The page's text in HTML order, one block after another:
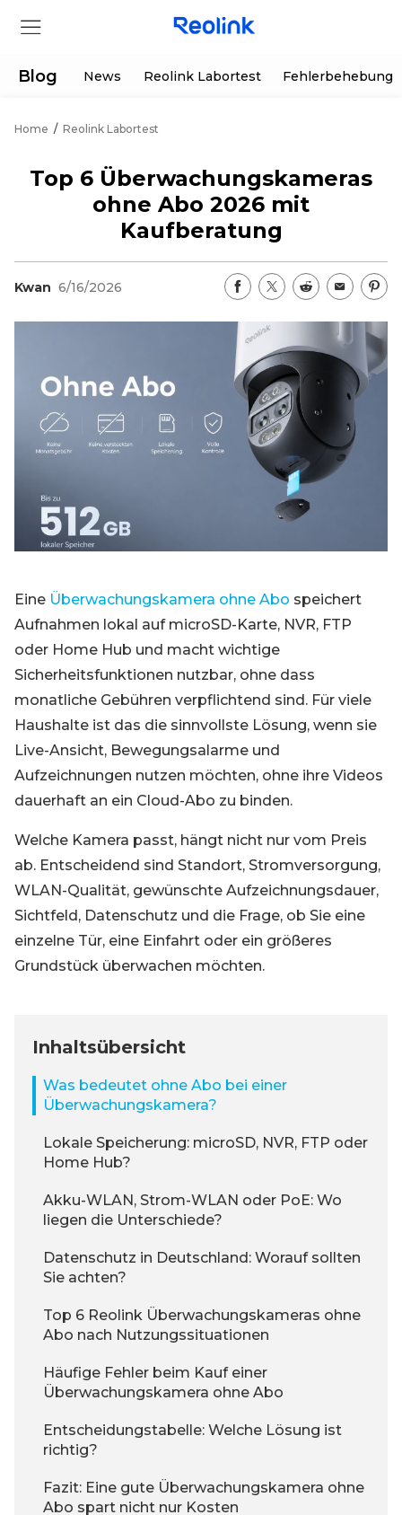
Produkte
Supportanfrage
App & Client
Blog
Aktionen
Generalüberholt
Bestellung verfolgen
Registrieren
Blog News Reolink Labortest Fehlerbehebung
Home / Reolink Labortest
Top 6 Überwachungskameras
ohne Abo 2026 mit
Kaufberatung
Kwan 6/16/2026
Eine Überwachungskamera ohne Abo speichert
Aufnahmen lokal auf microSD-Karte, NVR, FTP
oder Home Hub und macht wichtige
Sicherheitsfunktionen nutzbar, ohne dass
monatliche Gebühren verpflichtend sind. Für viele
Haushalte ist das die sinnvollste Lösung, wenn sie
Live-Ansicht, Bewegungsalarme und
Aufzeichnungen nutzen möchten, ohne ihre Videos
dauerhaft an ein Cloud-Abo zu binden.
Welche Kamera passt, hängt nicht nur vom Preis
ab. Entscheidend sind Standort, Stromversorgung,
WLAN-Qualität, gewünschte Aufzeichnungsdauer,
Sichtfeld, Datenschutz und die Frage, ob Sie eine
einzelne Tür, eine Einfahrt oder ein größeres
Grundstück überwachen möchten.
Inhaltsübersicht
Was bedeutet ohne Abo bei einer
Überwachungskamera?
Lokale Speicherung: microSD, NVR, FTP oder
Home Hub?
Akku-WLAN, Strom-WLAN oder PoE: Wo
liegen die Unterschiede?
Datenschutz in Deutschland: Worauf sollten
Sie achten?
Top 6 Reolink Überwachungskameras ohne
Abo nach Nutzungssituationen
Häufige Fehler beim Kauf einer
Überwachungskamera ohne Abo
Entscheidungstabelle: Welche Lösung ist
richtig?
Fazit: Eine gute Überwachungskamera ohne
Abo spart nicht nur Kosten